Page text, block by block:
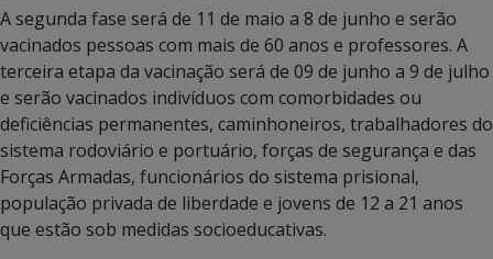
A segunda fase será de 11 de maio a 8 de junho e serão
vacinados pessoas com mais de 60 anos e professores. A
terceira etapa da vacinação será de 09 de junho a 9 de julho
e serão vacinados indivíduos com comorbidades ou
deficiências permanentes, caminhoneiros, trabalhadores do
sistema rodoviário e portuário, forças de segurança e das
Forças Armadas, funcionários do sistema prisional,
população privada de liberdade e jovens de 12 a 21 anos
que estão sob medidas socioeducativas.